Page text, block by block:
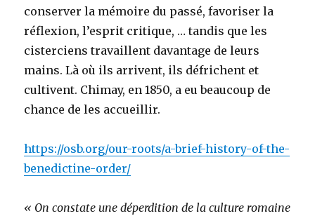
conserver la mémoire du passé, favoriser la
réflexion, l’esprit critique, … tandis que les
cisterciens travaillent davantage de leurs
mains. Là où ils arrivent, ils défrichent et
cultivent. Chimay, en 1850, a eu beaucoup de
chance de les accueillir.
https://osb.org/our-roots/a-brief-history-of-the-
benedictine-order/
« On constate une déperdition de la culture romaine